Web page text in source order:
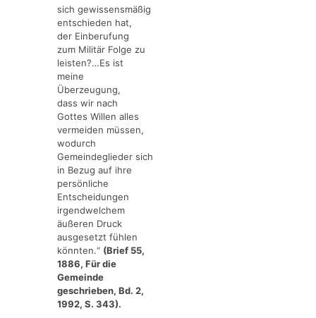
sich gewissensmäßig
entschieden hat,
der Einberufung
zum Militär Folge zu
leisten?…Es ist
meine
Überzeugung,
dass wir nach
Gottes Willen alles
vermeiden müssen,
wodurch
Gemeindeglieder sich
in Bezug auf ihre
persönliche
Entscheidungen
irgendwelchem
äußeren Druck
ausgesetzt fühlen
könnten.“ (Brief 55,
1886, Für die
Gemeinde
geschrieben, Bd. 2,
1992, S. 343).